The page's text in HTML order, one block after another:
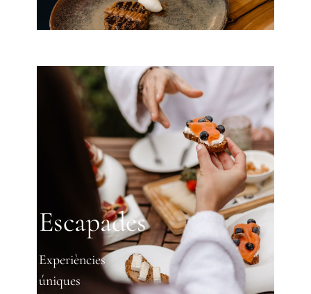
Escapades
Experiències
úniques